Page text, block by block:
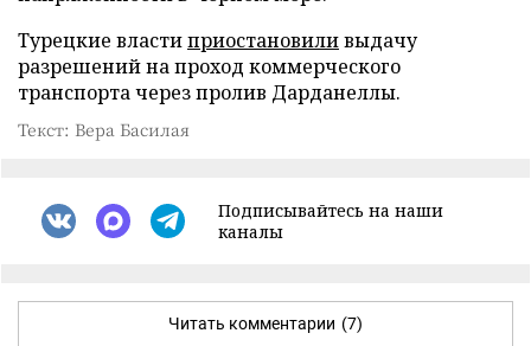
Турецкие властиприостановиливыдачу
разрешений на проход коммерческого
транспорта через пролив Дарданеллы.
Текст: Вера Басилая
Подписывайтесь на наши
каналы
Читать комментарии (7)